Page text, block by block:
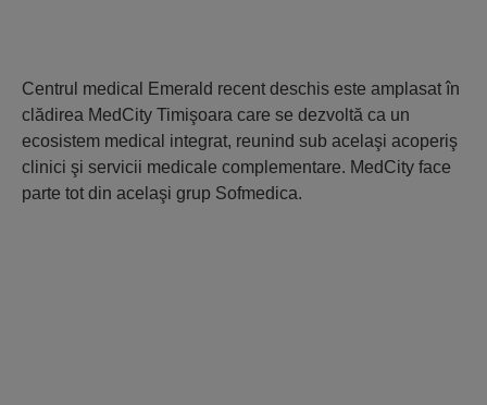
Centrul medical Emerald recent deschis este amplasat în
clădirea MedCity Timişoara care se dezvoltă ca un
ecosistem medical integrat, reunind sub acelaşi acoperiş
clinici şi servicii medicale complementare. MedCity face
parte tot din acelaşi grup Sofmedica.